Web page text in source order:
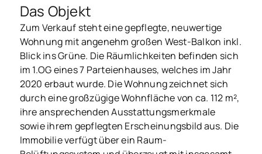
Das Objekt
Zum Verkauf steht eine gepflegte, neuwertige
Wohnung mit angenehm großen West-Balkon inkl.
Blick ins Grüne. Die Räumlichkeiten befinden sich
im 1.OG eines 7 Parteienhauses, welches im Jahr
2020 erbaut wurde. Die Wohnung zeichnet sich
durch eine großzügige Wohnfläche von ca. 112 m²,
ihre ansprechenden Ausstattungsmerkmale
sowie ihrem gepflegten Erscheinungsbild aus. Die
Immobilie verfügt über ein Raum-